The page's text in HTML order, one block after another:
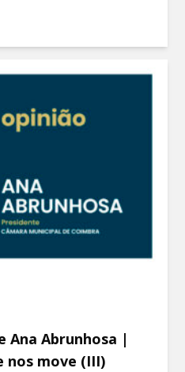
Ana Abrunhosa |
nos move (III)